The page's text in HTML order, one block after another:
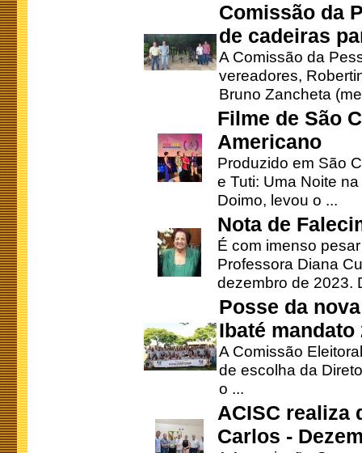
Comissão da
de cadeiras
A Comissão da
vereadores,
Bruno Zancheta
Filme de São
Americano
Produzido em São
e Tuti: Uma Noite
Doimo, levou o ...
Nota de
É com imenso
Professora Diana
dezembro de 2023.
Posse da
Ibaté mandato
A Comissão
de escolha da
o ...
ACISC realiza
Carlos -